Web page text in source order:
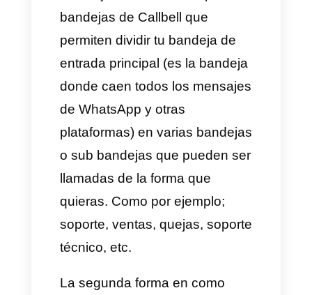
plataforma y gestionar todos los
casos desde un solo lugar
como si fueran uno solo es el
escenario ideal. En
marcas se pueden dividir por
departamentos y asignar los
distintos números a cada una
de ellas para que se gestionen
de forma separada aunque
todas estén en una sola